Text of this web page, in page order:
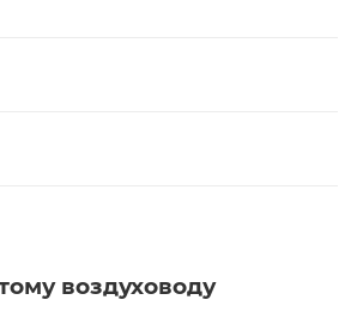
воздуховоду